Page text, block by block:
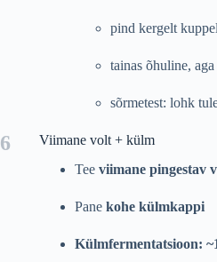
pind kergelt
tainas õhuline,
sõrmetest: lohk
6
Viimane volt + külm
Tee viimane pingestav
Pane kohe külmkappi
Külmfermentatsioon: